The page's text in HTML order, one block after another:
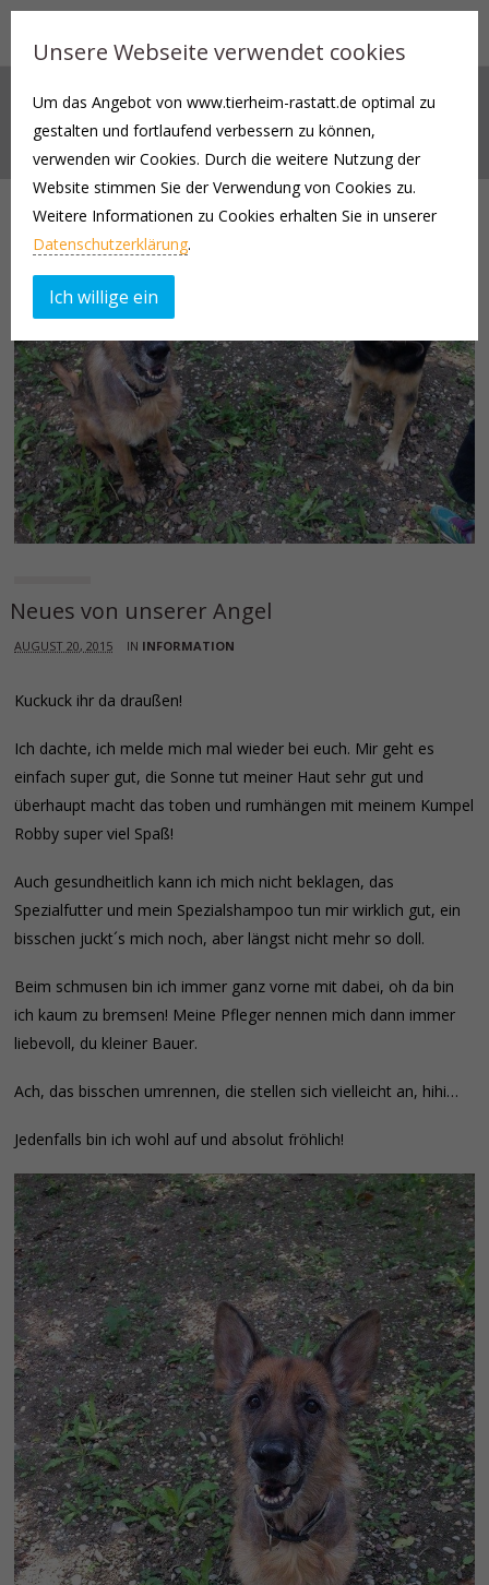
AKTUELLES
Neues von unserer Angel
AUGUST 20, 2015 IN INFORMATION
Kuckuck ihr da draußen!
Ich dachte, ich melde mich mal wieder bei euch. Mir geht es
einfach super gut, die Sonne tut meiner Haut sehr gut und
überhaupt macht das toben und rumhängen mit meinem Kumpel
Robby super viel Spaß!
Auch gesundheitlich kann ich mich nicht beklagen, das
Spezialfutter und mein Spezialshampoo tun mir wirklich gut, ein
bisschen juckt´s mich noch, aber längst nicht mehr so doll.
Beim schmusen bin ich immer ganz vorne mit dabei, oh da bin
ich kaum zu bremsen! Meine Pfleger nennen mich dann immer
liebevoll, du kleiner Bauer.
Ach, das bisschen umrennen, die stellen sich vielleicht an, hihi…
Jedenfalls bin ich wohl auf und absolut fröhlich!
Unsere Webseite verwendet cookies
Um das Angebot von www.tierheim-rastatt.de optimal zu
gestalten und fortlaufend verbessern zu können,
verwenden wir Cookies. Durch die weitere Nutzung der
Website stimmen Sie der Verwendung von Cookies zu.
Weitere Informationen zu Cookies erhalten Sie in unserer
Datenschutzerklärung.
Ich willige ein